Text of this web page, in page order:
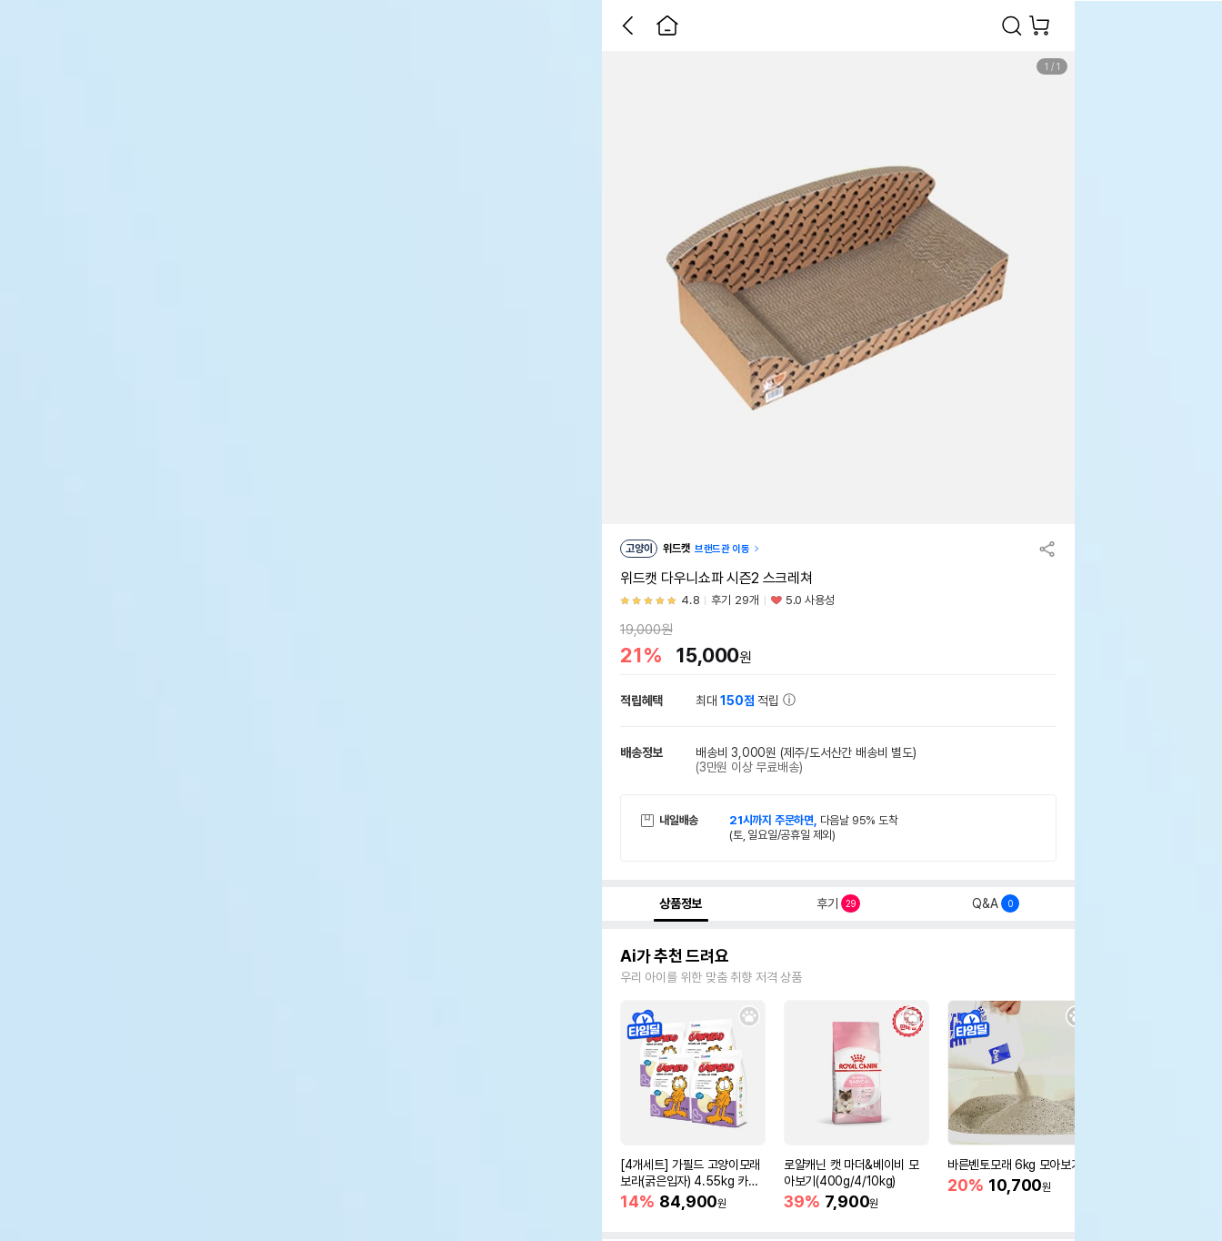
1 / 1
고양이 위드캣 브랜드관 이동
위드캣 다우니쇼파 시즌2 스크레쳐
4.8 후기 29개 5.0 사용성
19,000원
21% 15,000원
적립혜택 최대150점 적립
배송정보 배송비 3,000원 (제주/도서산간 배송비 별도)
(3만원 이상 무료배송)
내일배송 21시까지 주문하면, 다음날 95% 도착
(토, 일요일/공휴일 제외)
상품정보 후기 29 Q&A 0
Ai가 추천 드려요
우리 아이를 위한 맞춤 취향 저격 상품
[4개세트] 가필드 고양이모래
보라(굵은입자) 4.55kg 카사
바모래
14% 84,900원
로얄캐닌 캣 마더&베이비 모
아보기(400g/4/10kg)
39% 7,900원
바른벤토모래 6kg 모아보기
20% 10,700원